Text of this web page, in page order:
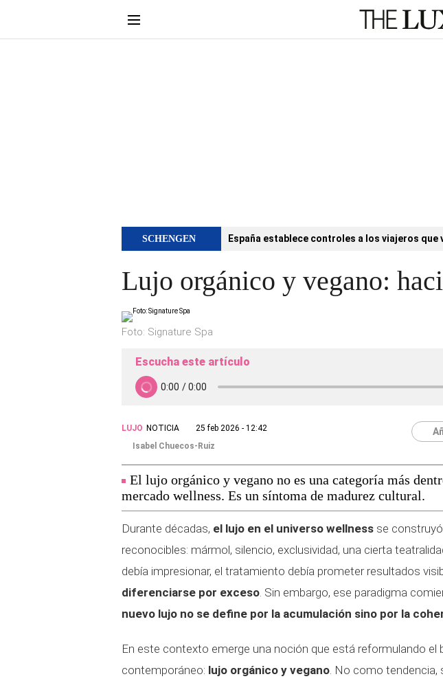
SCHENGEN España establece controles a los viajeros
Lujo orgánico y vegano:
Foto: Signature Spa
Escucha este artículo
LUJO NOTICIA
25 feb 2026 - 12:42
Isabel Chuecos-Ruiz
El lujo orgánico y vegano no es una categoría más
mercado wellness. Es un síntoma de madurez cultural.
Durante décadas, el lujo en el universo wellness se
reconocibles: mármol, silencio, exclusividad, una cierta
debía impresionar, el tratamiento debía prometer resultados
diferenciarse por exceso. Sin embargo, ese paradigma
nuevo lujo no se define por la acumulación sino por la
En este contexto emerge una noción que está reformulando el
contemporáneo: lujo orgánico y vegano. No como